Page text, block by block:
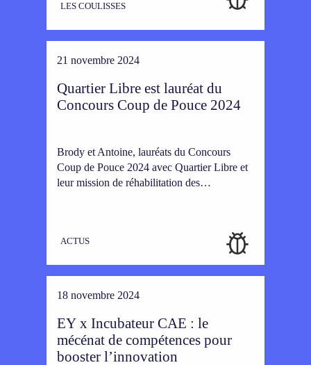
LES COULISSES
21 novembre 2024
Quartier Libre est lauréat du
Concours Coup de Pouce 2024
Brody et Antoine, lauréats du Concours
Coup de Pouce 2024 avec Quartier Libre et
leur mission de réhabilitation des…
ACTUS
18 novembre 2024
EY x Incubateur CAE : le
mécénat de compétences pour
booster l’innovation